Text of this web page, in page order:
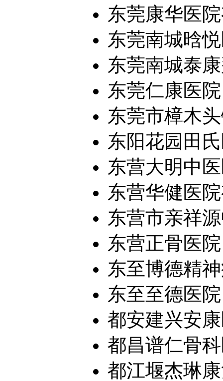
东莞康华医
东莞南城晗
东莞南城泰
东莞仁康医院
东莞市樟木
东阳花园田
东营大明中
东营华健医
东营市亲祥
东营正骨医院
东至博德精
东至至德医院
都安建兴安
都昌谱仁骨
都江堰杰琳